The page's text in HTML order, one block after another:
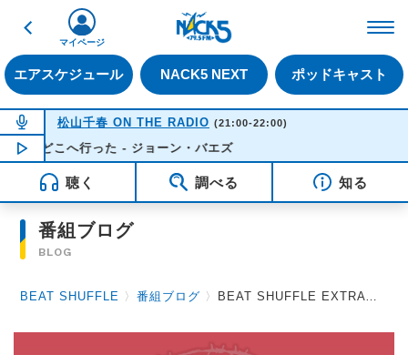
戻る
エアスケジュール NACK5 NEXT ポッドキャスト
マイページ
NOW ON AIR
松山千春 ON THE RADIO (21:00-22:00)
NOW PLAYING21:28
はどこへ行った - ジョーン・バエズ
聴く 調べる 知る
番組ブログ
BLOG
BEAT SHUFFLE 〉番組ブログ 〉 BEAT SHUFFLE EXTRA 2022.06.10 BREAKERZ / AKi